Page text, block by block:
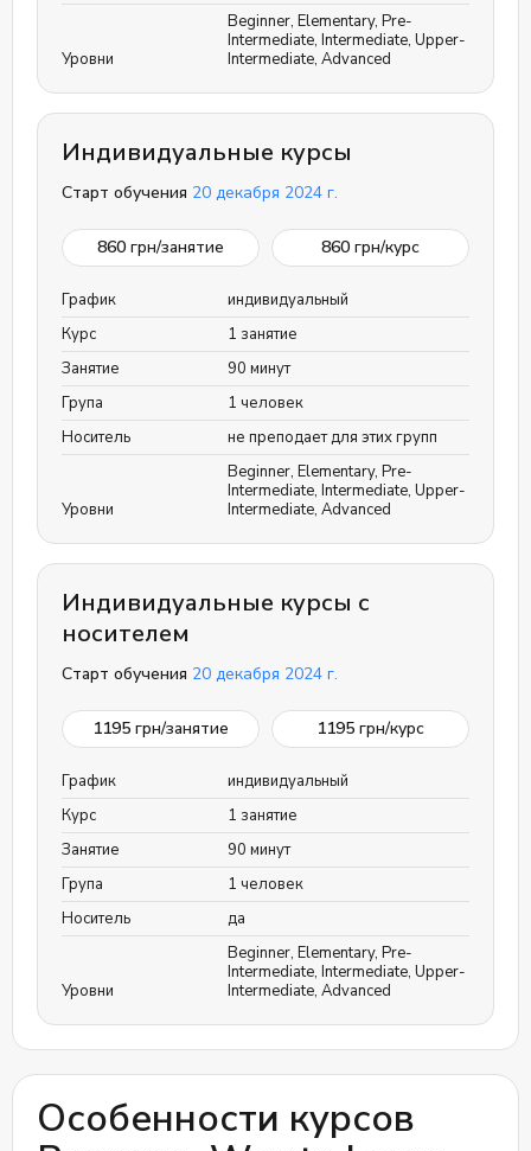
Уровни
Beginner, Elementary, Pre-
Intermediate, Intermediate, Upper-
Intermediate, Advanced
Индивидуальные курсы
Старт обучения 20 декабря 2024 г.
860 грн/занятие 860 грн/курс
График
индивидуальный
Курс
1 занятие
Занятие
90 минут
Група
1 человек
Носитель
не преподает для этих групп
Уровни
Beginner, Elementary, Pre-
Intermediate, Intermediate, Upper-
Intermediate, Advanced
Индивидуальные курсы с
носителем
Старт обучения 20 декабря 2024 г.
1195 грн/занятие 1195 грн/курс
График
индивидуальный
Курс
1 занятие
Занятие
90 минут
Група
1 человек
Носитель
да
Уровни
Beginner, Elementary, Pre-
Intermediate, Intermediate, Upper-
Intermediate, Advanced
Особенности курсов